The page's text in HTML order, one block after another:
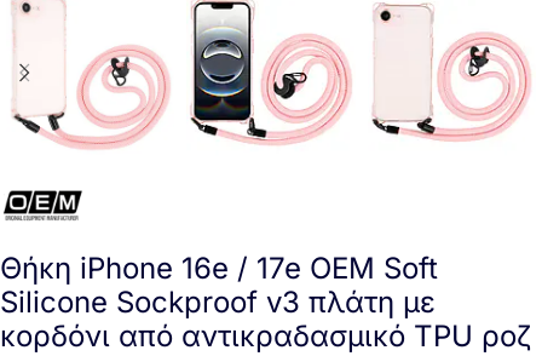
Θήκη iPhone 16e / 17e OEM Soft
Silicone Sockproof v3 πλάτη με
κορδόνι από αντικραδασμικό TPU ροζ